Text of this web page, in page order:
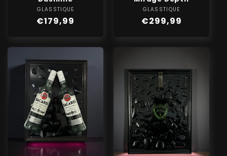
Verkoper:
GLASSTIQUE
Normale
€179,99
Verkoper:
GLASSTIQUE
Normale
€299,99